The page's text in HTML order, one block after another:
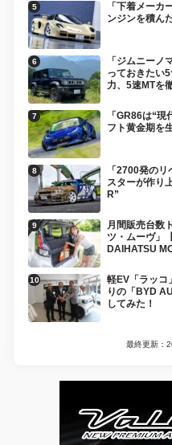
「下着メーカ
ンジンを積ん
「ジムニーノ
っておきたい
力、5速MTを
「GR86は“
フト黄金期を
「2700発の
スターが作り
R”
月間販売台数
ツ・ムーヴ」
DAIHATSU
軽EV「ラッコ
りの「BYD
してみた！
最終更新：